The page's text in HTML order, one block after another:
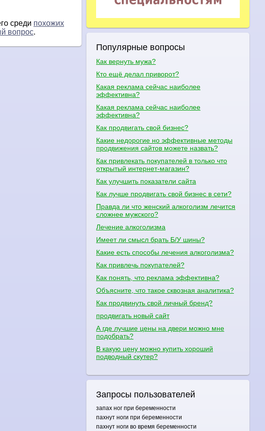
среди похожих
вопрос.
Популярные вопросы
Как вернуть мужа?
Кто ещё делал приворот?
Какая реклама сейчас наиболее
эффективна?
Какая реклама сейчас наиболее
эффективна?
Как продвигать свой бизнес?
Какие недорогие но эффективные методы
продвижения сайтов можете назвать?
Как привлекать покупателей в только что
открытый интернет-магазин?
Как улучшить показатели сайта
Как лучше продвигать свой бизнес в сети?
Правда ли что женский алкоголизм лечится
сложнее мужского?
Лечение алкоголизма
Имеет ли смысл брать Б/У шины?
Какие есть способы лечения алкоголизма?
Как привлечь покупателей?
Как понять, что реклама эффективна?
Объясните, что такое сквозная аналитика?
Как продвинуть свой личный бренд?
продвигать новый сайт
А где лучшие цены на двери можно мне
подобрать?
В какую цену можно купить хороший
подводный скутер?
Запросы пользователей
запах ног при беременности
пахнут ноги при беременности
пахнут ноги во время беременности